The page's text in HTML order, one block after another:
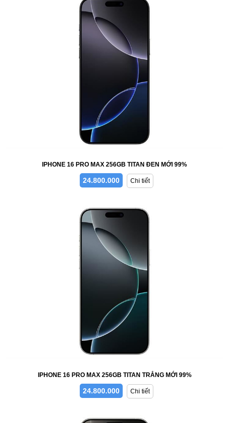
IPHONE 16 PRO MAX 256GB TITAN ĐEN MỚI 99%
24.800.000 Chi tiết
IPHONE 16 PRO MAX 256GB TITAN TRẮNG MỚI 99%
24.800.000 Chi tiết